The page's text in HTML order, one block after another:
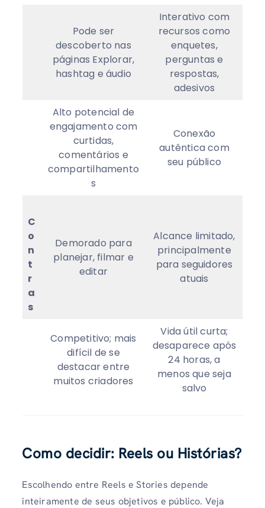
Pode ser
descoberto nas
páginas Explorar,
hashtag e áudio
Interativo com
recursos como
enquetes,
perguntas e
respostas,
adesivos
Alto potencial de
engajamento com
curtidas,
comentários e
compartilhamento
s
Conexão
autêntica com
seu público
C
o
n
t
r
a
s
Demorado para
planejar, filmar e
editar
Alcance limitado,
principalmente
para seguidores
atuais
Competitivo; mais
difícil de se
destacar entre
muitos criadores
Vida útil curta;
desaparece após
24 horas, a
menos que seja
salvo
Como decidir: Reels ou Histórias?
Escolhendo entre Reels e Stories depende
inteiramente de seus objetivos e público. Veja